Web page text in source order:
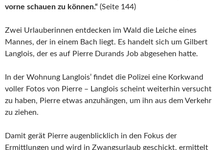
vorne schauen zu können.“ (Seite 144)
Zwei Urlauberinnen entdecken im Wald die Leiche eines
Mannes, der in einem Bach liegt. Es handelt sich um Gilbert
Langlois, der es auf Pierre Durands Job abgesehen hatte.
In der Wohnung Langlois’ findet die Polizei eine Korkwand
voller Fotos von Pierre – Langlois scheint weiterhin versucht
zu haben, Pierre etwas anzuhängen, um ihn aus dem Verkehr
zu ziehen.
Damit gerät Pierre augenblicklich in den Fokus der
Ermittlungen und wird in Zwangsurlaub geschickt, ermittelt